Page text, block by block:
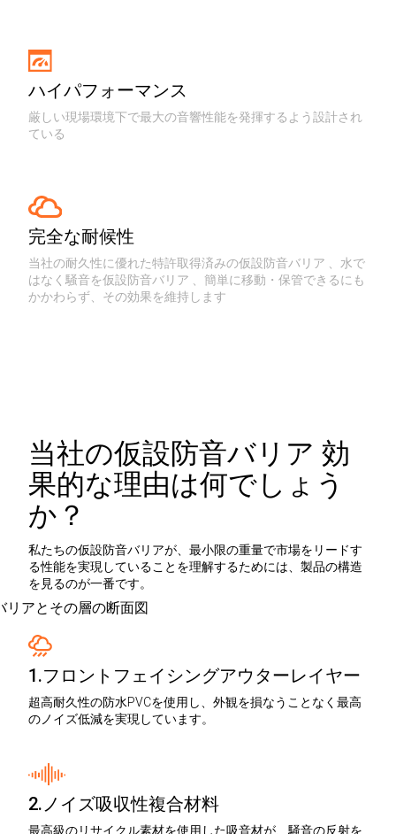
ハイパフォーマンス
厳しい現場環境下で最大の音響性能を発揮するよう設計され
ている
完全な耐候性
当社の耐久性に優れた特許取得済みの仮設防音バリア 、水で
はなく騒音を仮設防音バリア 、簡単に移動・保管できるにも
かかわらず、その効果を維持します
当社の仮設防音バリア 効
果的な理由は何でしょう
か？
私たちの仮設防音バリアが、最小限の重量で市場をリードす
る性能を実現していることを理解するためには、製品の構造
を見るのが一番です。
1.フロントフェイシングアウターレイヤー
超高耐久性の防水PVCを使用し、外観を損なうことなく最高
のノイズ低減を実現しています。
2.ノイズ吸収性複合材料
最高級のリサイクル素材を使用した吸音材が、騒音の反射を